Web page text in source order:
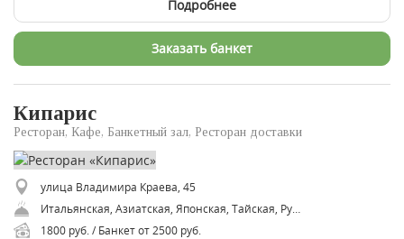
Подробнее
Заказать банкет
Кипарис
Ресторан, Кафе, Банкетный зал, Ресторан доставки
улица Владимира Краева, 45
​Итальянская, ​Азиатская, Японская, Тайская, ​Русская, ​Европейская, ​Авторская кухня, Паназиатская
1800 руб. / Банкет от 2500 руб.